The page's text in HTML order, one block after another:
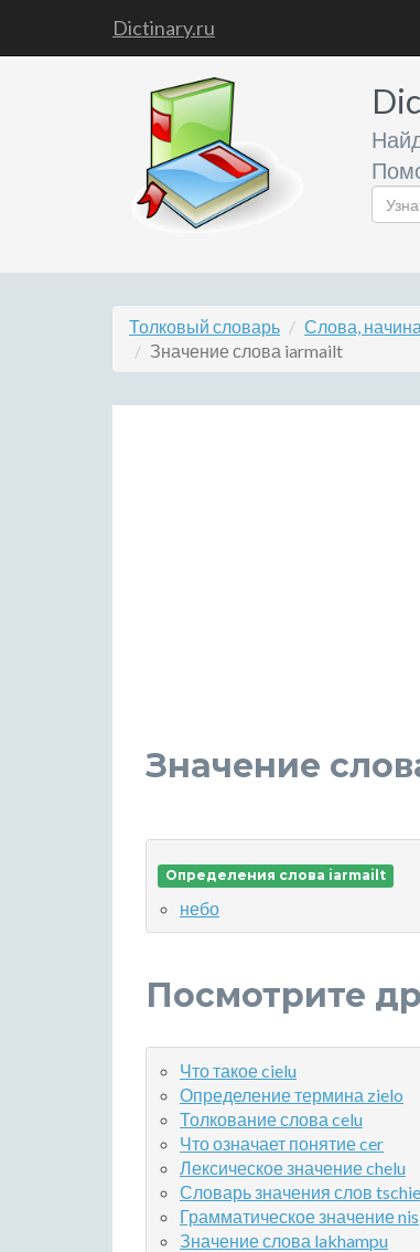
Dictinary.ru
Толковый словарь Слова,
Значение слова iarmailt
Значение
Определения слова iarmailt
небо
Посмотрите
Что такое cielu
Определение термина zielo
Толкование слова celu
Что означает понятие cer
Лексическое значение chelu
Словарь значения слов
Грамматическое значение nis
Значение слова lakhampu